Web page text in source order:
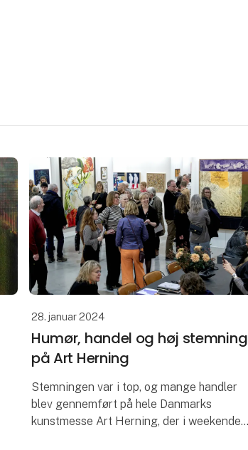
28. januar 2024
Humør, handel og høj stemning
på Art Herning
Stemningen var i top, og mange handler
blev gennemført på hele Danmarks
kunstmesse Art Herning, der i weekenden